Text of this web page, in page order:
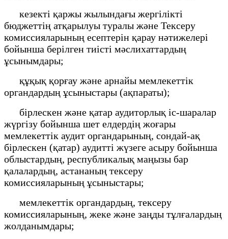
кезекті қаржы жылындағы жергілікті
бюджеттің атқарылуы туралы және Тексеру
комиссияларының есептерін қарау нәтижелері
бойынша берілген тиісті мәслихаттардың
ұсынымдары;
құқық қорғау және арнайы мемлекеттік
органдардың ұсыныстары (ақпараты);
бірлескен және қатар аудиторлық іс-шаралар
жүргізу бойынша шет елдердің жоғары
мемлекеттік аудит органдарының, сондай-ақ
бірлескен (қатар) аудитті жүзеге асыру бойынша
облыстардың, республикалық маңызы бар
қалалардың, астананың тексеру
комиссияларының ұсыныстары;
мемлекеттік органдардың, тексеру
комиссияларының, жеке және заңды тұлғалардың
жолданымдары;